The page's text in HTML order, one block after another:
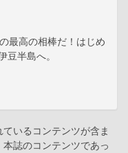
最高の相棒だ！はじめ
豆半島へ。
いるコンテンツが含ま
誌のコンテンツであっ